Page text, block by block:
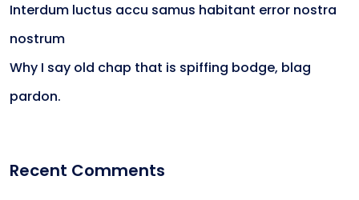
Interdum luctus accu samus habitant error nostra
nostrum
Why I say old chap that is spiffing bodge, blag
pardon.
Recent Comments